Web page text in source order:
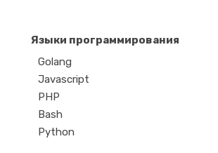
Языки программирования
Golang
Javascript
PHP
Bash
Python